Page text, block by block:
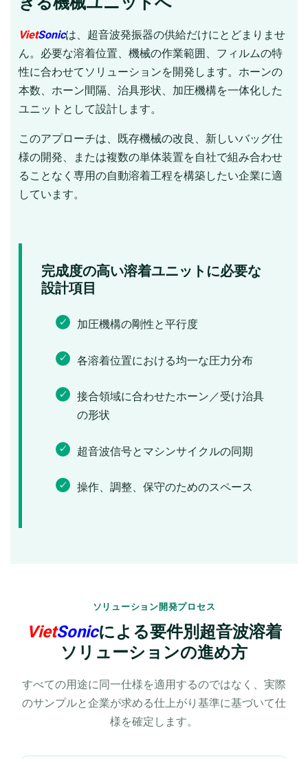
VietSonicは、超音波発振器の供給だけにとどまりませ
ん。必要な溶着位置、機械の作業範囲、フィルムの特
性に合わせてソリューションを開発します。ホーンの
本数、ホーン間隔、治具形状、加圧機構を一体化した
ユニットとして設計します。
このアプローチは、既存機械の改良、新しいバッグ仕
様の開発、または複数の単体装置を自社で組み合わせ
ることなく専用の自動溶着工程を構築したい企業に適
しています。
完成度の高い溶着ユニットに必要な
設計項目
加圧機構の剛性と平行度
各溶着位置における均一な圧力分布
接合領域に合わせたホーン／受け治具
の形状
超音波信号とマシンサイクルの同期
操作、調整、保守のためのスペース
ソリューション開発プロセス
VietSonicによる要件別超音波溶着
ソリューションの進め方
すべての用途に同一仕様を適用するのではなく、実際
のサンプルと企業が求める仕上がり基準に基づいて仕
様を確定します。